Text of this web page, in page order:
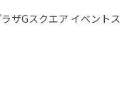
ザGスクエア イベントス